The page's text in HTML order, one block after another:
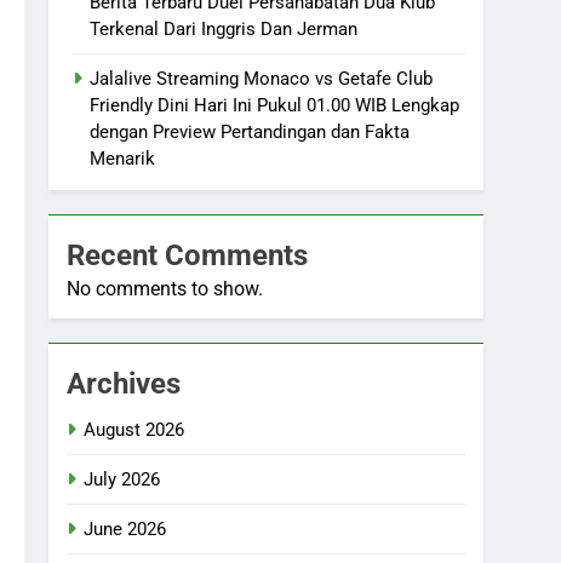
Terkenal Dari Inggris Dan Jerman
Jalalive Streaming Monaco vs Getafe Club
Friendly Dini Hari Ini Pukul 01.00 WIB Lengkap
dengan Preview Pertandingan dan Fakta
Menarik
Recent Comments
No comments to show.
Archives
August 2026
July 2026
June 2026